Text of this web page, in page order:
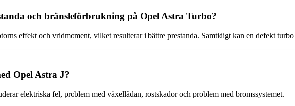
och bränsleförbrukning på Opel Astra Turbo?
effekt och vridmoment, vilket resulterar i bättre prestanda. Samtidigt kan en defekt
Opel Astra J?
elektriska fel, problem med växellådan, rostskador och problem med bromssystemet.